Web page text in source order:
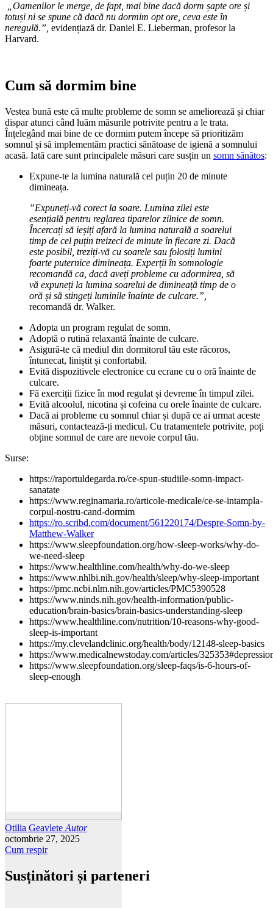
„Oamenilor le merge, de fapt, mai bine dacă dorm șapte ore și
totuși ni se spune că dacă nu dormim opt ore, ceva este în
neregulă.”, evidențiază dr. Daniel E. Lieberman, profesor la
Harvard.
Cum să dormim bine
Vestea bună este că multe probleme de somn se ameliorează și chiar
dispar atunci când luăm măsurile potrivite pentru a le trata.
Înțelegând mai bine de ce dormim putem începe să prioritizăm
somnul și să implementăm practici sănătoase de igienă a somnului
acasă. Iată care sunt principalele măsuri care susțin un somn sănătos:
Expune-te la lumina naturală cel puțin 20 de minute
dimineața.
”Expuneți-vă corect la soare. Lumina zilei este
esențială pentru reglarea tiparelor zilnice de somn.
Încercați să ieșiți afară la lumina naturală a soarelui
timp de cel puțin treizeci de minute în fiecare zi. Dacă
este posibil, treziți-vă cu soarele sau folosiți lumini
foarte puternice dimineața. Experții în somnologie
recomandă ca, dacă aveți probleme cu adormirea, să
vă expuneți la lumina soarelui de dimineață timp de o
oră și să stingeți luminile înainte de culcare.”,
recomandă dr. Walker.
Adopta un program regulat de somn.
Adoptă o rutină relaxantă înainte de culcare.
Asigură-te că mediul din dormitorul tău este răcoros,
întunecat, liniștit și confortabil.
Evită dispozitivele electronice cu ecrane cu o oră înainte de
culcare.
Fă exerciții fizice în mod regulat și devreme în timpul zilei.
Evită alcoolul, nicotina și cofeina cu orele înainte de culcare.
Dacă ai probleme cu somnul chiar și după ce ai urmat aceste
măsuri, contactează-ți medicul. Cu tratamentele potrivite, poți
obține somnul de care are nevoie corpul tău.
Surse:
https://raportuldegarda.ro/ce-spun-studiile-somn-impact-
sanatate
https://www.reginamaria.ro/articole-medicale/ce-se-intampla-
corpul-nostru-cand-dormim
https://ro.scribd.com/document/561220174/Despre-Somn-by-
Matthew-Walker
https://www.sleepfoundation.org/how-sleep-works/why-do-
we-need-sleep
https://www.healthline.com/health/why-do-we-sleep
https://www.nhlbi.nih.gov/health/sleep/why-sleep-important
https://pmc.ncbi.nlm.nih.gov/articles/PMC5390528
https://www.ninds.nih.gov/health-information/public-
education/brain-basics/brain-basics-understanding-sleep
https://www.healthline.com/nutrition/10-reasons-why-good-
sleep-is-important
https://my.clevelandclinic.org/health/body/12148-sleep-basics
https://www.medicalnewstoday.com/articles/
https://www.sleepfoundation.org/sleep-faqs/is-6-hours-of-
sleep-enough
Otilia Geavlete Autor
octombrie 27, 2025
Cum respir
Susținători și parteneri